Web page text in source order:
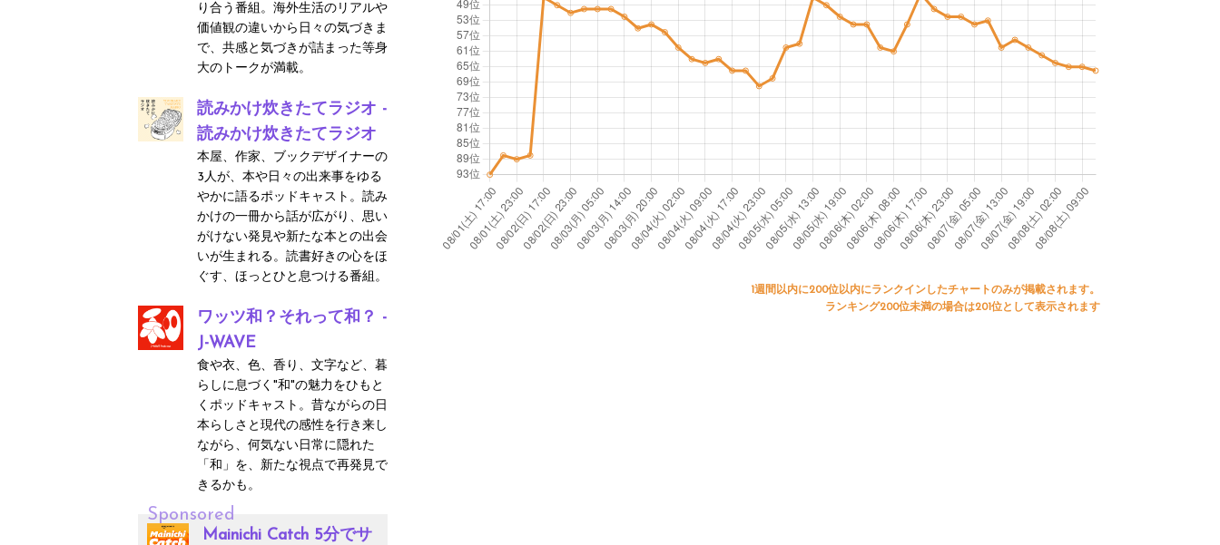
り合う番組。海外生活のリアルや
価値観の違いから日々の気づきま
で、共感と気づきが詰まった等身
大のトークが満載。
読みかけ炊きたてラジオ -
読みかけ炊きたてラジオ
本屋、作家、ブックデザイナーの
3人が、本や日々の出来事をゆる
やかに語るポッドキャスト。読み
かけの一冊から話が広がり、思い
がけない発見や新たな本との出会
いが生まれる。読書好きの心をほ
ぐす、ほっとひと息つける番組。
ワッツ和？それって和？ -
J-WAVE
食や衣、色、香り、文字など、暮
らしに息づく"和"の魅力をひもと
くポッドキャスト。昔ながらの日
本らしさと現代の感性を行き来し
ながら、何気ない日常に隠れた
「和」を、新たな視点で再発見で
きるかも。
Sponsored
Mainichi Catch 5分でサ
1週間以内に200位以内にランクインしたチャートのみが掲載されます。
ランキング200位未満の場合は201位として表示されます